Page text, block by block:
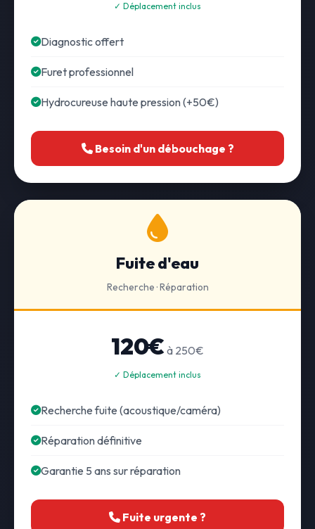
✓ Déplacement inclus
Diagnostic offert
Furet professionnel
Hydrocureuse haute pression (+50€)
Besoin d'un débouchage ?
Fuite d'eau
Recherche · Réparation
120€ à 250€
✓ Déplacement inclus
Recherche fuite (acoustique/caméra)
Réparation définitive
Garantie 5 ans sur réparation
Fuite urgente ?